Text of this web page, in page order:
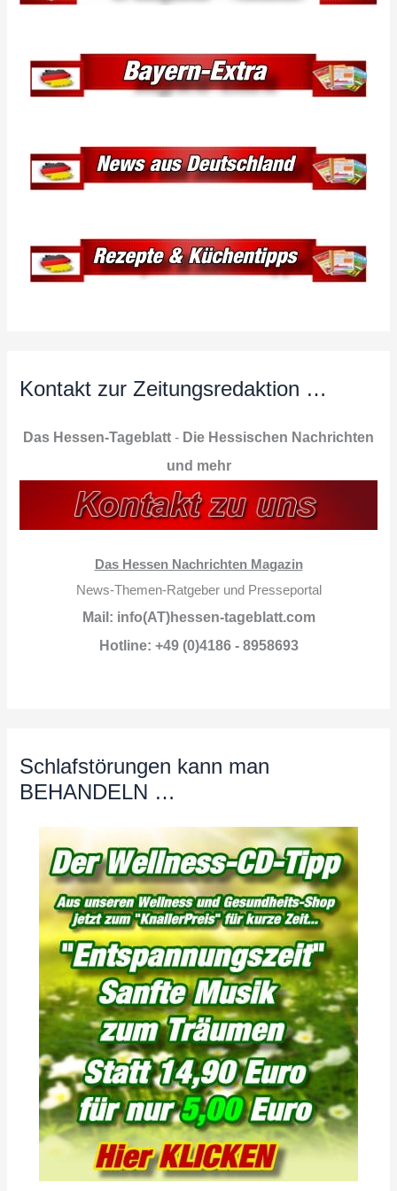
Kontakt zur Zeitungsredaktion …
Das Hessen-Tageblatt - Die Hessischen Nachrichten
und mehr
Das Hessen Nachrichten Magazin
News-Themen-Ratgeber und Presseportal
Mail: info(AT)hessen-tageblatt.com
Hotline: +49 (0)4186 - 8958693
Schlafstörungen kann man
BEHANDELN …